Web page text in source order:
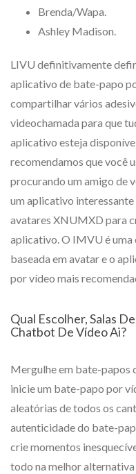
Brenda/Wapa.
Ashley Madison.
LIVU definitivamente
aplicativo de bate-papo
compartilhar vários
videochamada para que
aplicativo esteja
recomendamos que você
procurando um amigo de
um aplicativo interessante
avatares XNUMXD para
aplicativo. O IMVU é
baseada em avatar e o
por vídeo mais
Qual Escolher, Salas
Chatbot De Vídeo Ai?
Mergulhe em bate-papos
inicie um bate-papo por
aleatórias de todos os
autenticidade do bate-
crie momentos
todo na melhor